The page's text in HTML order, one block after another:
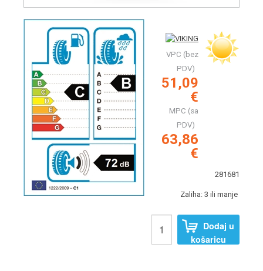
VPC (bez
PDV)
51,09
€
MPC (sa
PDV)
63,86
€
281681
Zaliha: 3 ili manje
Dodaj u
košaricu